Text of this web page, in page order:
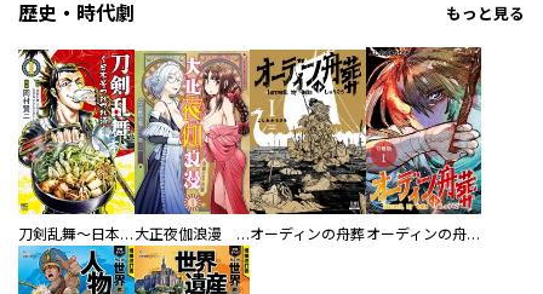
歴史・時代劇 もっと見る
刀剣乱舞～日本号つれづれ酒～ 大正夜伽浪漫 －金曜日の花嫁—オーディンの舟葬 オーディンの舟葬 分冊版